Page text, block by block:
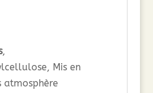
,
Mis en
atmosphère